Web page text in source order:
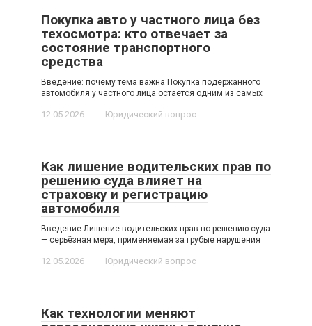
Покупка авто у частного лица без
техосмотра: кто отвечает за
состояние транспортного
средства
Введение: почему тема важна Покупка подержанного
автомобиля у частного лица остаётся одним из самых
12.05.2026 Юридический вопрос
Как лишение водительских прав по
решению суда влияет на
страховку и регистрацию
автомобиля
Введение Лишение водительских прав по решению суда
— серьёзная мера, применяемая за грубые нарушения
12.05.2026 Юридический вопрос
Как технологии меняют